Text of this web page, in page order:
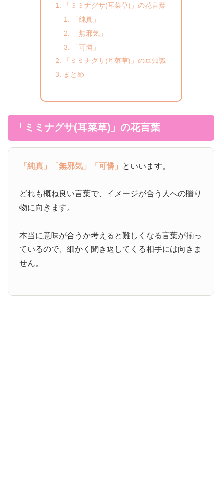
「ミミナグサ(耳菜草)」の花言葉
「純真」
「無邪気」
「可憐」
「ミミナグサ(耳菜草)」の豆知識
まとめ
「ミミナグサ(耳菜草)」の花言葉
「純真」 「無邪気」 「可憐」 といいます。
どれも概ね良い言葉で、イメージが合う人への贈り
物に向きます。
本当に意味が合うか考えると難しくなる言葉が揃っ
ているので、細かく聞き返してくる相手には向きま
せん。